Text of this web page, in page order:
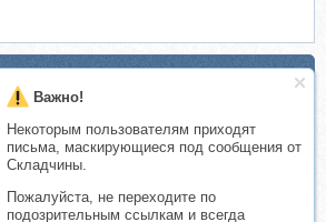
Важно!
Некоторым пользователям приходят
письма, маскирующиеся под сообщения от
Складчины.
Пожалуйста, не переходите по
подозрительным ссылкам и всегда